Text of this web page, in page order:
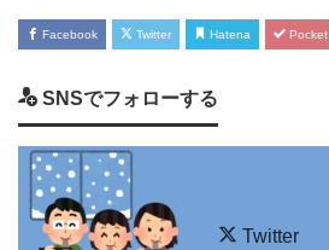
Facebook Twitter Hatena Pocket
SNSでフォローする
Twitter